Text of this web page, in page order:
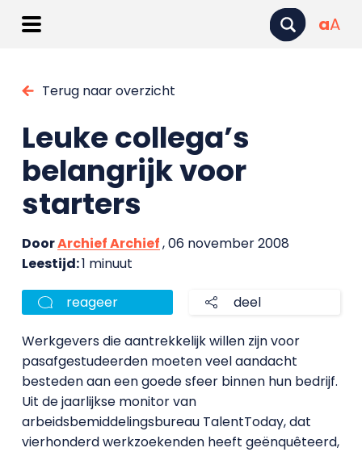
aA
Terug naar overzicht
Leuke collega’s
belangrijk voor
starters
DoorArchief Archief, 06 november 2008
Leestijd:1 minuut
reageer deel
Werkgevers die aantrekkelijk willen zijn voor
pasafgestudeerden moeten veel aandacht
besteden aan een goede sfeer binnen hun bedrijf.
Uit de jaarlijkse monitor van
arbeidsbemiddelingsbureau TalentToday, dat
vierhonderd werkzoekenden heeft geënquêteerd,